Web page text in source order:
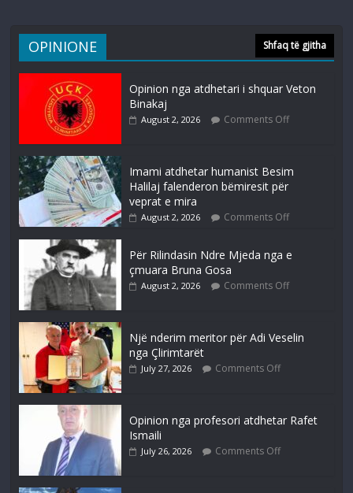
OPINIONE Shfaq të gjitha
Opinion nga atdhetari i shquar Veton
Binakaj
August 2, 2026 Comments Off
Imami atdhetar humanist Besim
Halilaj falenderon bëmiresit për
veprat e mira
August 2, 2026 Comments Off
Për Rilindasin Ndre Mjeda nga e
çmuara Bruna Gosa
August 2, 2026 Comments Off
Një nderim meritor për Adi Veselin
nga Çlirimtarët
July 27, 2026 Comments Off
Opinion nga profesori atdhetar Rafet
Ismaili
July 26, 2026 Comments Off